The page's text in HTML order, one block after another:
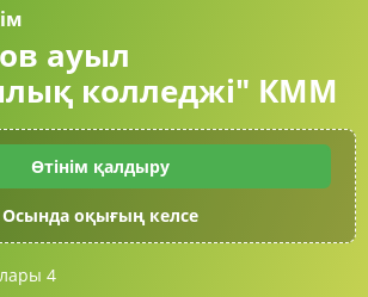
ауыл
колледжі" КММ
Өтінім қалдыру
Осында оқығың келсе
4